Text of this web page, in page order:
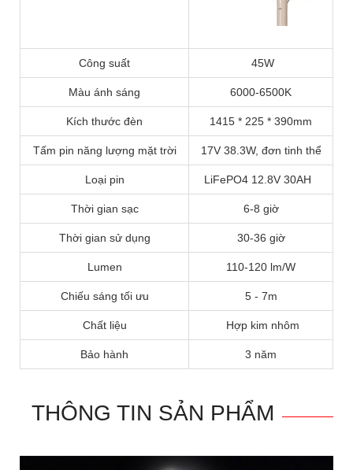
Công suất 45W
Màu ánh sáng 6000-6500K
Kích thước đèn 1415 * 225 * 390mm
Tấm pin năng lượng mặt trời 17V 38.3W, đơn tinh thể
Loại pin LiFePO4 12.8V 30AH
Thời gian sạc 6-8 giờ
Thời gian sử dụng 30-36 giờ
Lumen 110-120 lm/W
Chiếu sáng tối ưu 5 - 7m
Chất liệu Hợp kim nhôm
Bảo hành 3 năm
THÔNG TIN SẢN PHẨM